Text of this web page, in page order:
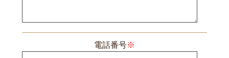
電話番号※